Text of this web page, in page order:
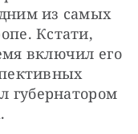
из самых
Кстати,
включил его
губернатором